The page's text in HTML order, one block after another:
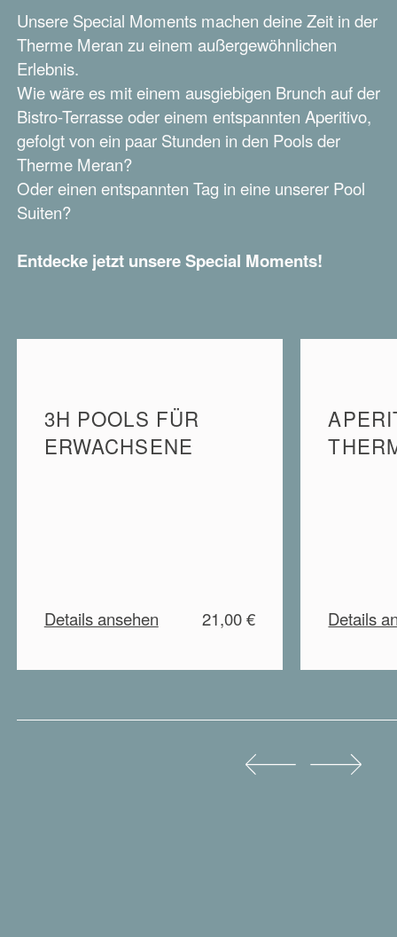
Unsere Special Moments machen deine Zeit in der
Therme Meran zu einem außergewöhnlichen
Erlebnis.
Wie wäre es mit einem ausgiebigen Brunch auf der
Bistro-Terrasse oder einem entspannten Aperitivo,
gefolgt von ein paar Stunden in den Pools der
Therme Meran?
Oder einen entspannten Tag in eine unserer Pool
Suiten?
Entdecke jetzt unsere Special Moments!
3H POOLS FÜR
ERWACHSENE
Details ansehen 21,00 € Details